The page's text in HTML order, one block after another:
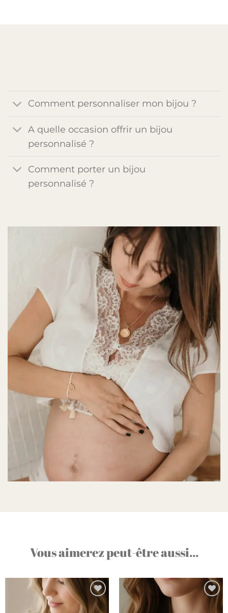
Comment personnaliser mon bijou ?
A quelle occasion offrir un bijou
personnalisé ?
Comment porter un bijou
personnalisé ?
Vous aimerez peut-être aussi...
Ajouter
à la liste
Ajouter
à la liste